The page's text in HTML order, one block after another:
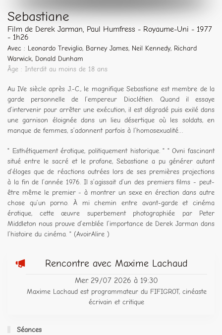
Sebastiane
Film de Derek Jarman, Paul Humfress - Royaume-Uni - 1977
- 1h26
Avec : Leonardo Treviglio, Barney James, Neil Kennedy, Richard
Warwick, Donald Dunham
Âge : Interdit au moins de 18 ans
Au IVe siècle après J.-C., le magnifique Sebastiane est membre de la
garde personnelle de l’empereur Dioclétien. Quand il essaye
d’intervenir pour arrêter une exécution, il est dégradé puis exilé dans
une garnison éloignée dans un lieu désertique où les soldats, en
manque de femmes, s’adonnent parfois à l’homosexualité…
" Esthétiquement érotique, politiquement historique. " " Ovni fascinant
situé entre le sacré et le profane, Sebastiane a pu générer autant
d’éloges que de réactions outrées lors de ses premières projections
à la fin de l’année 1976. Il s’agissait d’un des premiers films - peut-
être même le premier - à montrer un sexe en érection dans autre
chose qu’un porno. À mi chemin entre avant-garde et cinéma
érotique, cette œuvre superbement photographiée par Peter
Middleton nous prouve d’emblée l’importance de Derek Jarman dans
l’histoire du cinéma. " (AvoirAlire )
Rencontre avec Maxime Lachaud
Mer. 29/07 2026 à 19:30
Maxime Lachaud est programmateur du FIFIGROT, cinéaste
écrivain et critique
Séances